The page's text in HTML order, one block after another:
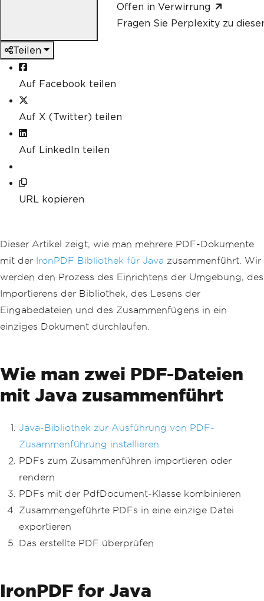
Offen in Verwirrung
Fragen Sie Perplexity zu
Teilen
Auf Facebook teilen
Auf X (Twitter) teilen
Auf LinkedIn teilen
URL kopieren
Dieser Artikel zeigt, wie man mehrere PDF-Dokumente
mit der IronPDF Bibliothek für Java zusammenführt. Wir
werden den Prozess des Einrichtens der Umgebung, des
Importierens der Bibliothek, des Lesens der
Eingabedateien und des Zusammenfügens in ein
einziges Dokument durchlaufen.
Wie man zwei PDF-Dateien
mit Java zusammenführt
Java-Bibliothek zur Ausführung von PDF-
Zusammenführung installieren
PDFs zum Zusammenführen importieren oder
rendern
PDFs mit der PdfDocument-Klasse kombinieren
Zusammengeführte PDFs in eine einzige Datei
exportieren
Das erstellte PDF überprüfen
IronPDF for Java